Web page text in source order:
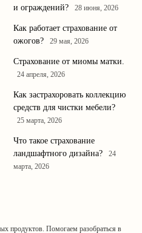
и ограждений?
28 июня, 2026
Как работает страхование от
ожогов?
29 мая, 2026
Страхование от миомы матки.
24 апреля, 2026
Как застрахоровать коллекцию
средств для чистки мебели?
25 марта, 2026
Что такое страхование
ландшафтного дизайна?
24
марта, 2026
продуктов. Помогаем разобраться в